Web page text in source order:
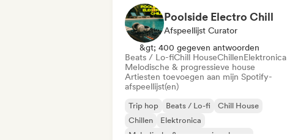
Poolside Electro Chill
Afspeellijst Curator
&gt; 400 gegeven antwoorden
Beats / Lo-fiChill HouseChillenElektronica
Melodische & progressieve house
Artiesten toevoegen aan mijn Spotify-
afspeellijst(en)
Trip hop Beats / Lo-fi
Chill House
Chillen
Elektronica
Melodische & progressieve house